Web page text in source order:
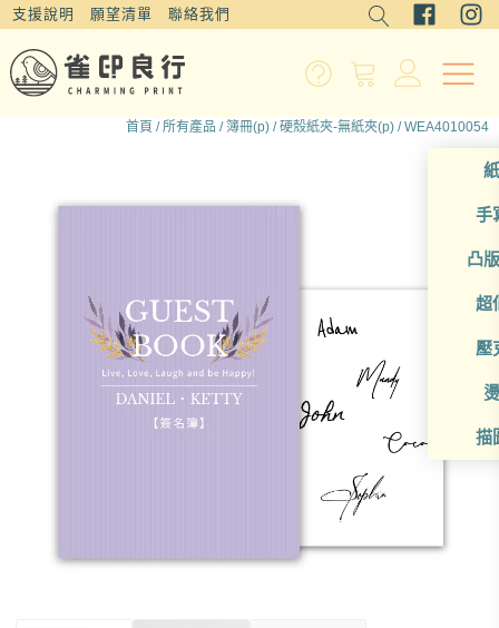
支援說明 願望清單 聯絡我們
手
凸
超
壓
描
首頁 /所有產品 /簿冊(p) /硬殼紙夾-無紙夾(p) / WEA4010054